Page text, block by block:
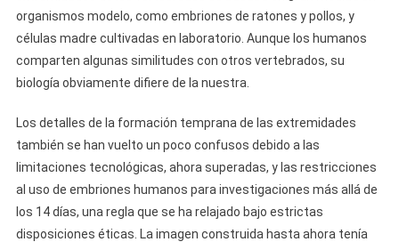
organismos modelo, como embriones de ratones y pollos, y
células madre cultivadas en laboratorio. Aunque los humanos
comparten algunas similitudes con otros vertebrados, su
biología obviamente difiere de la nuestra.
Los detalles de la formación temprana de las extremidades
también se han vuelto un poco confusos debido a las
limitaciones tecnológicas, ahora superadas, y las restricciones
al uso de embriones humanos para investigaciones más allá de
los 14 días, una regla que se ha relajado bajo estrictas
disposiciones éticas. La imagen construida hasta ahora tenía